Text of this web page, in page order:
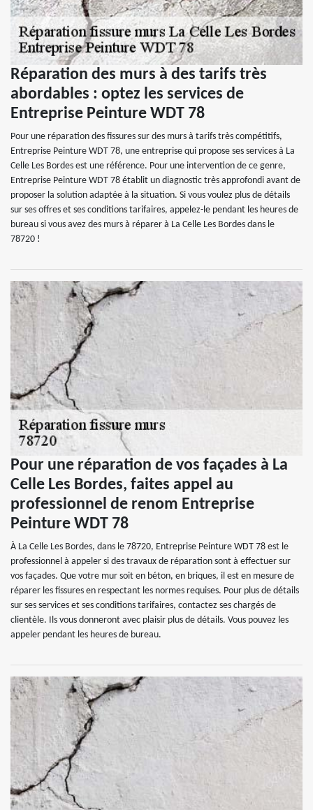
Réparation des murs à des tarifs très
abordables : optez les services de
Entreprise Peinture WDT 78
Pour une réparation des fissures sur des murs à tarifs très compétitifs,
Entreprise Peinture WDT 78, une entreprise qui propose ses services à La
Celle Les Bordes est une référence. Pour une intervention de ce genre,
Entreprise Peinture WDT 78 établit un diagnostic très approfondi avant de
proposer la solution adaptée à la situation. Si vous voulez plus de détails
sur ses offres et ses conditions tarifaires, appelez-le pendant les heures de
bureau si vous avez des murs à réparer à La Celle Les Bordes dans le
78720 !
Pour une réparation de vos façades à La
Celle Les Bordes, faites appel au
professionnel de renom Entreprise
Peinture WDT 78
À La Celle Les Bordes, dans le 78720, Entreprise Peinture WDT 78 est le
professionnel à appeler si des travaux de réparation sont à effectuer sur
vos façades. Que votre mur soit en béton, en briques, il est en mesure de
réparer les fissures en respectant les normes requises. Pour plus de détails
sur ses services et ses conditions tarifaires, contactez ses chargés de
clientèle. Ils vous donneront avec plaisir plus de détails. Vous pouvez les
appeler pendant les heures de bureau.